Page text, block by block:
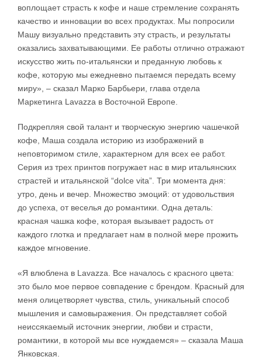
воплощает страсть к кофе и наше стремление сохранять
качество и инновации во всех продуктах. Мы попросили
Машу визуально представить эту страсть, и результаты
оказались захватывающими. Ее работы отлично отражают
искусство жить по-итальянски и преданную любовь к
кофе, которую мы ежедневно пытаемся передать всему
миру», – сказал Марко Барбьери, глава отдела
Маркетинга Lavazza в Восточной Европе.
Подкрепляя свой талант и творческую энергию чашечкой
кофе, Маша создала историю из изображений в
неповторимом стиле, характерном для всех ее работ.
Серия из трех принтов погружает нас в мир итальянских
страстей и итальянской “dolce vita”. Три момента дня:
утро, день и вечер. Множество эмоций: от удовольствия
до успеха, от веселья до романтики. Одна деталь:
красная чашка кофе, которая вызывает радость от
каждого глотка и предлагает нам в полной мере прожить
каждое мгновение.
«Я влюблена в Lavazza. Все началось с красного цвета:
это было мое первое совпадение с брендом. Красный для
меня олицетворяет чувства, стиль, уникальный способ
мышления и самовыражения. Он представляет собой
неиссякаемый источник энергии, любви и страсти,
романтики, в которой мы все нуждаемся» – сказала Маша
Янковская.